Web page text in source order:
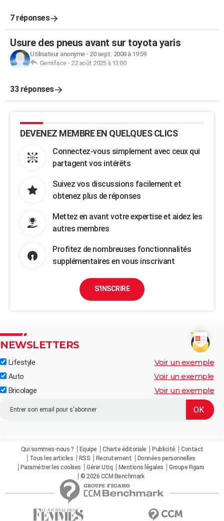
7 réponses
Usure des pneus avant sur toyota yaris
Utilisateur anonyme- 20 sept. 2008 à 19:59
Gemiface- 22 août 2025 à 13:00
33 réponses
DEVENEZ MEMBRE EN QUELQUES CLICS
Connectez-vous simplement avec ceux qui
partagent vos intérêts
Suivez vos discussions facilement et
obtenez plus de réponses
Mettez en avant votre expertise et aidez les
autres membres
Profitez de nombreuses fonctionnalités
supplémentaires en vous inscrivant
S'INSCRIRE
NEWSLETTERS
Lifestyle Voir un exemple
Auto Voir un exemple
Bricolage Voir un exemple
Qui sommes-nous ? Equipe Charte éditoriale Publicité
Contact
Tous les articles
RSS Recrutement
Données personnelles
Paramétrer les cookies
Gérer Utiq Mentions légales
Groupe Figaro
© 2026 CCM Benchmark